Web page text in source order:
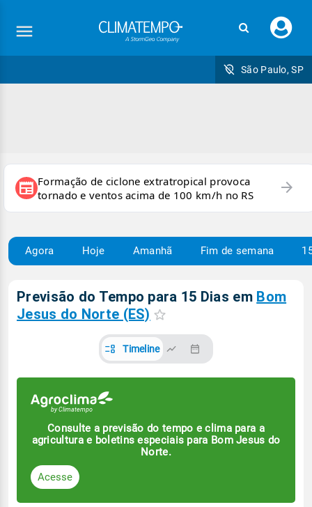
seu
São Paulo, SP
newspaper Formação de ciclone extratropical provoca
tornado e ventos acima de 100 km/h no RS
arrow_forward
Agora Hoje Amanhã Fim de semana
Previsão do Tempo para 15 Dias em Bom
Jesus do Norte (ES)
Timeline
Consulte a previsão do tempo e clima para a
agricultura e boletins especiais para Bom Jesus do
Norte.
Acesse